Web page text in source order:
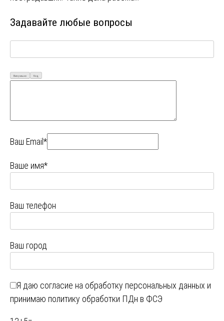
Задавайте любые вопросы
Визуально Код
Ваш Email*
Ваше имя*
Ваш телефон
Ваш город
Я даю согласие на обработку персональных данных и
принимаю политику обработки ПДн в ФСЭ